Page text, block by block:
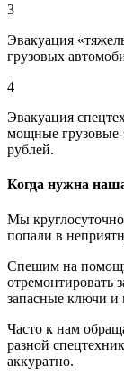
3
Эвакуация
грузовых
4
Эвакуация
мощные грузовые-
рублей.
Когда нужна
Мы
попали в
Спешим на
отремонтировать
запасные ключи и
Часто к нам
разной
аккуратно.